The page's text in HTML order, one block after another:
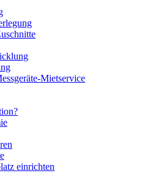
Mietservice
einrichten